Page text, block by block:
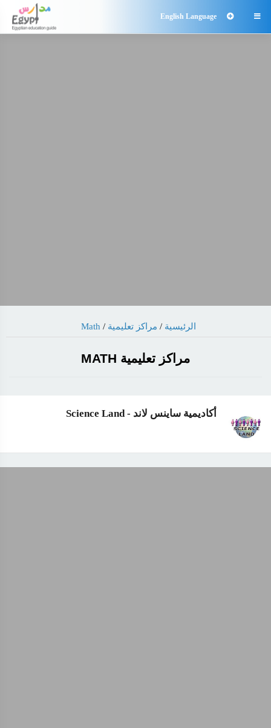

English Language
الرئيسية / مراكز تعليمية /
Math
مراكز تعليمية MATH
أكاديمية ساينس لاند - Science Land